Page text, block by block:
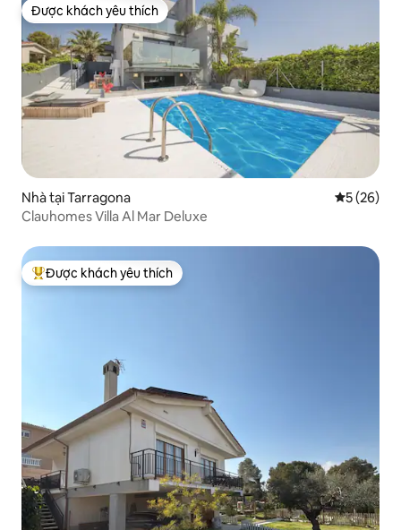
Được khách yêu thích
Được khách yêu thích
Nhà tại Tarragona Xếp hạng
5 (26)
Clauhomes Villa Al Mar Deluxe
Được khách yêu thích nhất
Được khách yêu thích